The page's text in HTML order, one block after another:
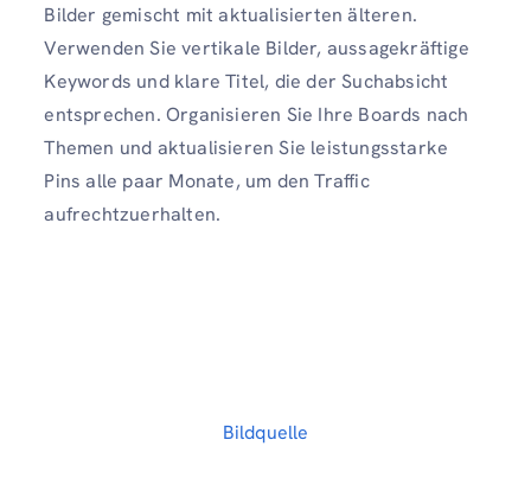
Bilder gemischt mit aktualisierten älteren.
Verwenden Sie vertikale Bilder, aussagekräftige
Keywords und klare Titel, die der Suchabsicht
entsprechen. Organisieren Sie Ihre Boards nach
Themen und aktualisieren Sie leistungsstarke
Pins alle paar Monate, um den Traffic
aufrechtzuerhalten.
Bildquelle